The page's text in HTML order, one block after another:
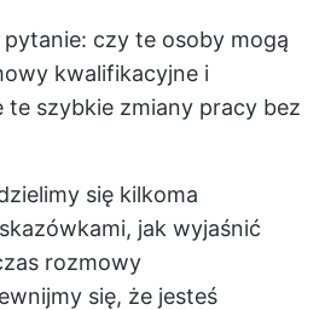
czy te osoby mogą
kwalifikacyjne i
szybkie zmiany pracy bez
się kilkoma
jak wyjaśnić
rozmowy
się, że jesteś